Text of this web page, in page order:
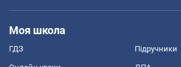
Моя школа
ГДЗ Підручники